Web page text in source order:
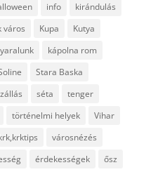
info
kirándulás
város Kupa
Kutya
kápolna rom
Stara Baska
séta
tenger
történelmi helyek
Vihar
városnézés
érdekességek ősz